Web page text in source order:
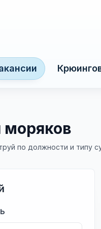
моряков
по должности и типу